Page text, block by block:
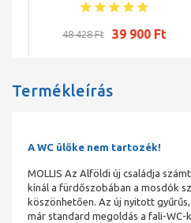
48 428 Ft 39 900 Ft
Termékleírás
A WC ülőke nem tartozék!
MOLLIS Az Alföldi új családja
kínál a fürdőszobában a mosdók
köszönhetően. Az új nyitott
már standard megoldás a fali-WC-